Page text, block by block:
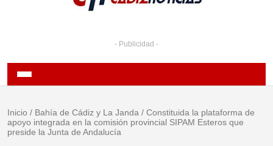
- Publicidad -
Inicio / Bahía de Cádiz y La Janda / Constituida la plataforma de
apoyo integrada en la comisión provincial SIPAM Esteros que
preside la Junta de Andalucía